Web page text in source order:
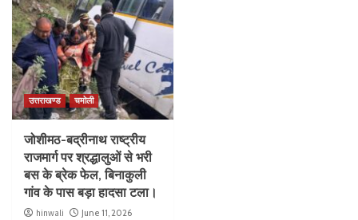
उत्तराखण्ड चमोली
जोशीमठ-बद्रीनाथ राष्ट्रीय
राजमार्ग पर श्रद्धालुओं से भरी
बस के ब्रेक फेल, बिनाकुली
गांव के पास बड़ा हादसा टला।
hinwali June 11, 2026